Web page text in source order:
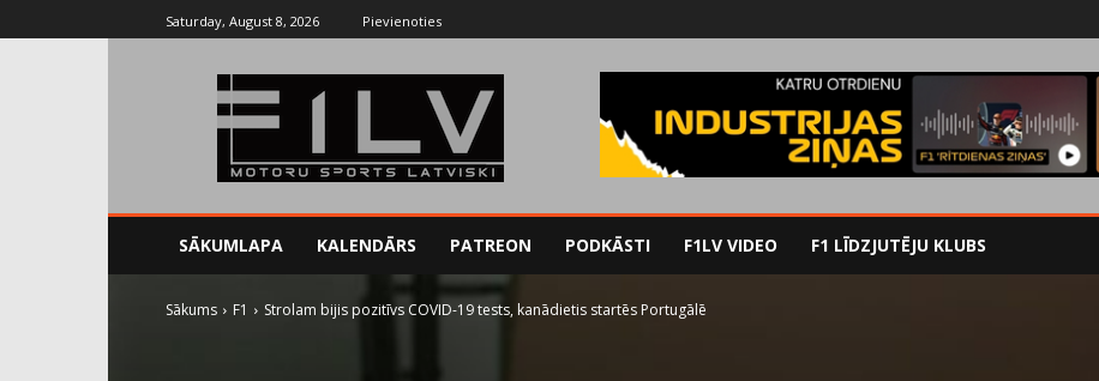
Saturday, August 8, 2026 Pievienoties
SĀKUMLAPA KALENDĀRS PATREON PODKĀSTI F1LV VIDEO F1 LĪDZJUTĒJU KLUBS
Sākums F1 Strolam bijis pozitīvs COVID-19 tests, kanādietis startēs Portugālē